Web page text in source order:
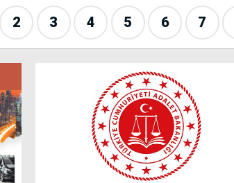
2 3 4 5 6 7